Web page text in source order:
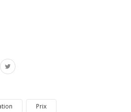
Prix